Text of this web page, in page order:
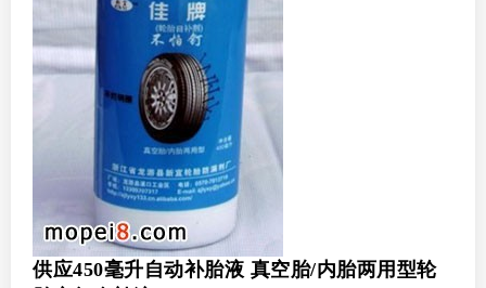
供应450毫升自动补胎液 真空胎/内胎两用型轮